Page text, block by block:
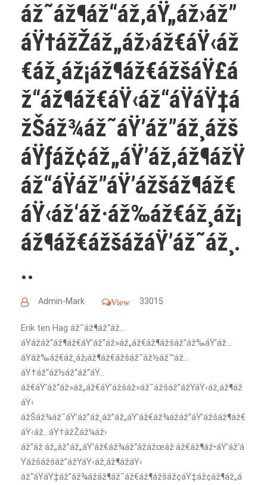
áž˜áž¶áž“áž‚áŸ„áž›áž”
áŸ†ážŽáž„áž›áž€áŸ‹áž
€áž¸áž¡áž¶áž€ážšáŸ£á
ž“áž¶áž€áŸ‹áž“áŸáŸ‡á
žŠáž¾áž˜áŸ’áž”áž¸ážš
áŸƒáž¢áž„áŸ’áž‚áž¶ážŸ
áž“áŸáž”áŸ’ážšáž¶áž€
áŸ‹áž‘áž·áž‰áž€áž¸áž¡
áž¶áž€ážšážáŸ’áž˜áž¸.
..
Admin-Mark View 33015
Erik ten Hag áž˜áž¶áž“áž…
áŸážáž“áž¶áž€áŸ’áž“áž»áž„áž€áž¶ážšáž”áž‰áŸ’áž…
áŸáž‰áž€áž¸áž¡áž¶áž€ážšáž˜áž½áž™áž…
áŸ†áž“áž½áž“áž“áŸ…
áž€áŸ’áž“áž»áž„áž€áŸ’ážšáž»áž˜ážšáž”ážŸáŸ‹áž‚áž¶áž
áŸ‹
ážŠáž¾áž˜áŸ’áž”áž¸áž”áž„áŸ’áž€áž¾ážáž”áŸ’ážšáž¶áž€
áŸ‹áž…áŸ†ážŽáž¼áž›
áž“áž·áž„áž”áž„áŸ’áž€áž¾áž“ážážœáž·áž€áž¶áž•áŸ’áž‘á
Ÿážšážšáž”ážŸáŸ‹áž‚áž¶ážáŸ‹
áž“áŸáŸ‡áž”áž¾ážáž¶áž˜áž€áž¶ážšáž¢áŸ‡áž¢áž¶áž„á